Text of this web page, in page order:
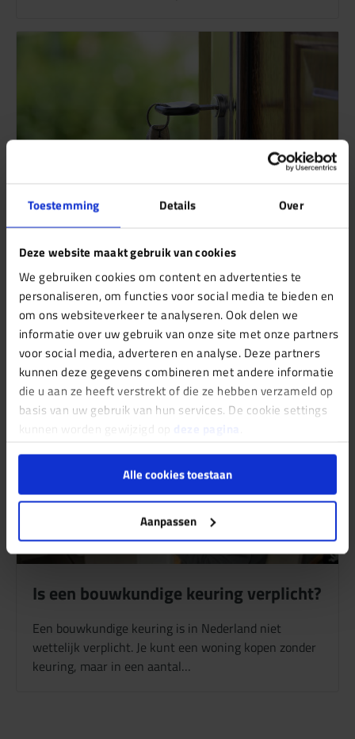
Toestemming Details Over
Deze website maakt gebruik van cookies
We gebruiken cookies om content en advertenties te
personaliseren, om functies voor social media te bieden en
om ons websiteverkeer te analyseren. Ook delen we
informatie over uw gebruik van onze site met onze partners
voor social media, adverteren en analyse. Deze partners
kunnen deze gegevens combineren met andere informatie
die u aan ze heeft verstrekt of die ze hebben verzameld op
basis van uw gebruik van hun services. De cookie settings
kunnen worden gewijzigd op
deze pagina
Alle cookies toestaan
Aanpassen
Wat betekent je energielabel voor je
WWS-punten?
Je energielabel telt direct mee in de WWS-
puntentelling van je huurwoning. Een beter label
levert meer punten op, een slecht…
Is een bouwkundige keuring verplicht?
Een bouwkundige keuring is in Nederland niet
wettelijk verplicht. Je kunt een woning kopen zonder
keuring, maar in een aantal…